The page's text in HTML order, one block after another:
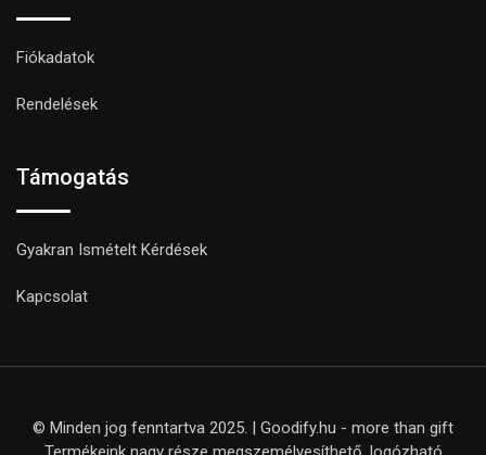
Fiókadatok
Rendelések
Támogatás
Gyakran Ismételt Kérdések
Kapcsolat
© Minden jog fenntartva 2025. | Goodify.hu - more than gift